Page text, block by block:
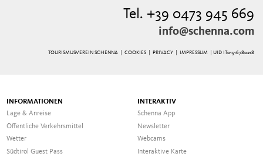
Tel. +39 0473 945 669
info@schenna.com
TOURISMUSVEREIN SCHENNA | COOKIES| PRIVACY| IMPRESSUM | UID IT01516780218
INFORMATIONEN
Lage & Anreise
Öffentliche Verkehrsmittel
Wetter
Südtirol Guest Pass
INTERAKTIV
Schenna App
Newsletter
Webcams
Interaktive Karte